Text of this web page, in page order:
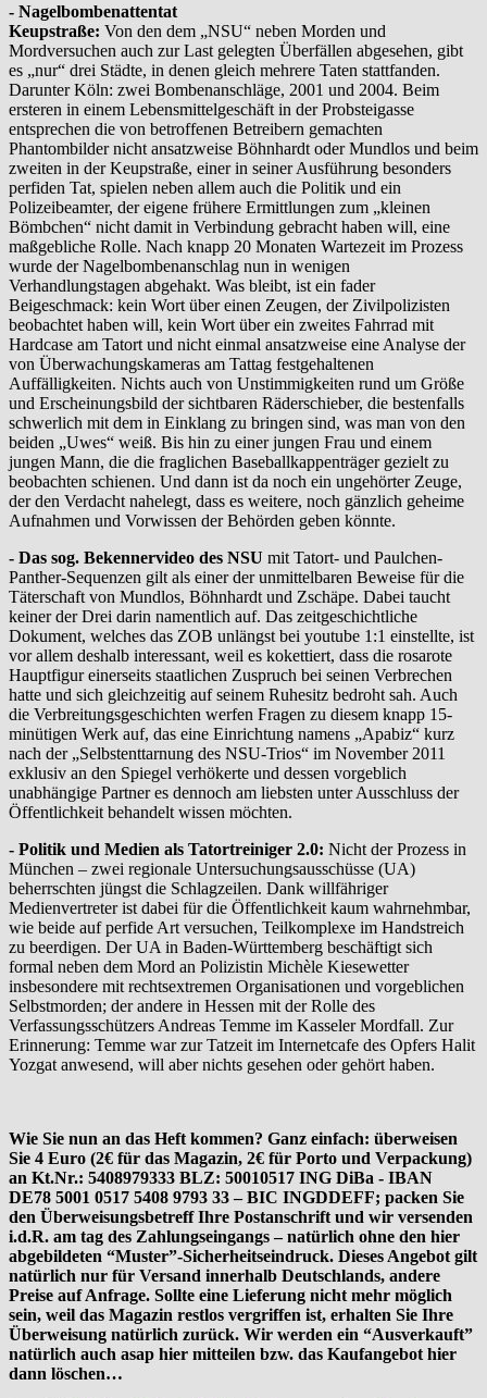
- Nagelbombenattentat
Keupstraße: Von den dem „NSU“ neben Morden und
Mordversuchen auch zur Last gelegten Überfällen abgesehen, gibt
es „nur“ drei Städte, in denen gleich mehrere Taten stattfanden.
Darunter Köln: zwei Bombenanschläge, 2001 und 2004. Beim
ersteren in einem Lebensmittelgeschäft in der Probsteigasse
entsprechen die von betroffenen Betreibern gemachten
Phantombilder nicht ansatzweise Böhnhardt oder Mundlos und beim
zweiten in der Keupstraße, einer in seiner Ausführung besonders
perfiden Tat, spielen neben allem auch die Politik und ein
Polizeibeamter, der eigene frühere Ermittlungen zum „kleinen
Bömbchen“ nicht damit in Verbindung gebracht haben will, eine
maßgebliche Rolle. Nach knapp 20 Monaten Wartezeit im Prozess
wurde der Nagelbombenanschlag nun in wenigen
Verhandlungstagen abgehakt. Was bleibt, ist ein fader
Beigeschmack: kein Wort über einen Zeugen, der Zivilpolizisten
beobachtet haben will, kein Wort über ein zweites Fahrrad mit
Hardcase am Tatort und nicht einmal ansatzweise eine Analyse der
von Überwachungskameras am Tattag festgehaltenen
Auffälligkeiten. Nichts auch von Unstimmigkeiten rund um Größe
und Erscheinungsbild der sichtbaren Räderschieber, die bestenfalls
schwerlich mit dem in Einklang zu bringen sind, was man von den
beiden „Uwes“ weiß. Bis hin zu einer jungen Frau und einem
jungen Mann, die die fraglichen Baseballkappenträger gezielt zu
beobachten schienen. Und dann ist da noch ein ungehörter Zeuge,
der den Verdacht nahelegt, dass es weitere, noch gänzlich geheime
Aufnahmen und Vorwissen der Behörden geben könnte.
- Das sog. Bekennervideo des NSU mit Tatort- und Paulchen-
Panther-Sequenzen gilt als einer der unmittelbaren Beweise für die
Täterschaft von Mundlos, Böhnhardt und Zschäpe. Dabei taucht
keiner der Drei darin namentlich auf. Das zeitgeschichtliche
Dokument, welches das ZOB unlängst bei youtube 1:1 einstellte, ist
vor allem deshalb interessant, weil es kokettiert, dass die rosarote
Hauptfigur einerseits staatlichen Zuspruch bei seinen Verbrechen
hatte und sich gleichzeitig auf seinem Ruhesitz bedroht sah. Auch
die Verbreitungsgeschichten werfen Fragen zu diesem knapp 15-
minütigen Werk auf, das eine Einrichtung namens „Apabiz“ kurz
nach der „Selbstenttarnung des NSU-Trios“ im November 2011
exklusiv an den Spiegel verhökerte und dessen vorgeblich
unabhängige Partner es dennoch am liebsten unter Ausschluss der
Öffentlichkeit behandelt wissen möchten.
- Politik und Medien als Tatortreiniger 2.0: Nicht der Prozess in
München – zwei regionale Untersuchungsausschüsse (UA)
beherrschten jüngst die Schlagzeilen. Dank willfähriger
Medienvertreter ist dabei für die Öffentlichkeit kaum wahrnehmbar,
wie beide auf perfide Art versuchen, Teilkomplexe im Handstreich
zu beerdigen. Der UA in Baden-Württemberg beschäftigt sich
formal neben dem Mord an Polizistin Michèle Kiesewetter
insbesondere mit rechtsextremen Organisationen und vorgeblichen
Selbstmorden; der andere in Hessen mit der Rolle des
Verfassungsschützers Andreas Temme im Kasseler Mordfall. Zur
Erinnerung: Temme war zur Tatzeit im Internetcafe des Opfers Halit
Yozgat anwesend, will aber nichts gesehen oder gehört haben.
Wie Sie nun an das Heft kommen? Ganz einfach: überweisen
Sie 4 Euro (2€ für das Magazin, 2€ für Porto und Verpackung)
an Kt.Nr.: 5408979333 BLZ: 50010517 ING DiBa - IBAN
DE78 5001 0517 5408 9793 33 – BIC INGDDEFF; packen Sie
den Überweisungsbetreff Ihre Postanschrift und wir versenden
i.d.R. am tag des Zahlungseingangs – natürlich ohne den hier
abgebildeten “Muster”-Sicherheitseindruck. Dieses Angebot gilt
natürlich nur für Versand innerhalb Deutschlands, andere
Preise auf Anfrage. Sollte eine Lieferung nicht mehr möglich
sein, weil das Magazin restlos vergriffen ist, erhalten Sie Ihre
Überweisung natürlich zurück. Wir werden ein “Ausverkauft”
natürlich auch asap hier mitteilen bzw. das Kaufangebot hier
dann löschen…